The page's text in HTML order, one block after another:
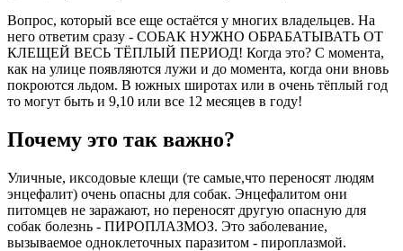
Вопрос, который все еще остаётся у многих владельцев. На
него ответим сразу - СОБАК НУЖНО ОБРАБАТЫВАТЬ ОТ
КЛЕЩЕЙ ВЕСЬ ТЁПЛЫЙ ПЕРИОД! Когда это? С момента,
как на улице появляются лужи и до момента, когда они вновь
покроются льдом. В южных широтах или в очень тёплый год
то могут быть и 9,10 или все 12 месяцев в году!
Почему это так важно?
Уличные, иксодовые клещи (те самые,что переносят людям
энцефалит) очень опасны для собак. Энцефалитом они
питомцев не заражают, но переносят другую опасную для
собак болезнь - ПИРОПЛАЗМОЗ. Это заболевание,
вызываемое одноклеточных паразитом - пироплазмой.